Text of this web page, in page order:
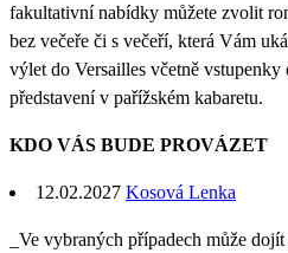
fakultativní nabídky můžete zvolit
bez večeře či s večeří, která Vám
výlet do Versailles včetně vstupenky
představení v pařížském kabaretu.
KDO VÁS BUDE PROVÁZET
12.02.2027 Kosová Lenka
_Ve vybraných případech může